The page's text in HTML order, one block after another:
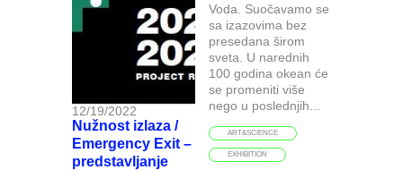
12/19/2022
Nužnost izlaza /
Emergency Exit –
predstavljanje
Voda. Suočavamo se
sa izazovima bez
presedana širom
sveta. U narednih
100 godina okean će
se promeniti više
nego u poslednjih...
ART&SCIENCE
EXHIBITION